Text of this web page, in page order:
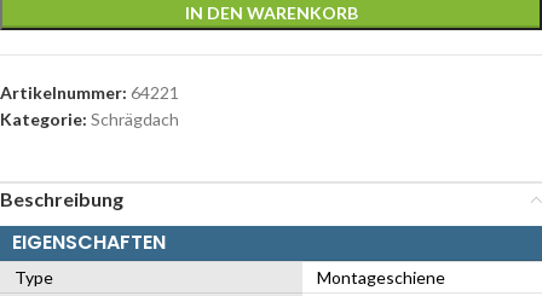
IN DEN WARENKORB
Artikelnummer: 64221
Kategorie: Schrägdach
Beschreibung
EIGENSCHAFTEN
Type
Montageschiene